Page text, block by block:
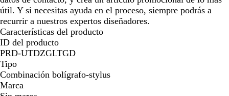
útil. Y si necesitas ayuda en el proceso, siempre podrás a
recurrir a nuestros expertos diseñadores.
Características del producto
ID del producto
PRD-UTDZGLTGD
Tipo
Combinación bolígrafo-stylus
Marca